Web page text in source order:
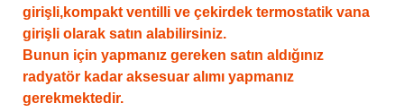
girişli,kompakt ventilli ve çekirdek termostatik vana
girişli olarak satın alabilirsiniz.
Bunun için yapmanız gereken satın aldığınız
radyatör kadar aksesuar alımı yapmanız
gerekmektedir.